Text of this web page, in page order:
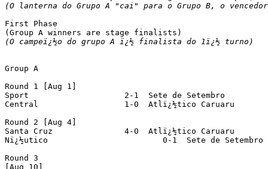
(O lanterna do Grupo A "cai" para o Grupo B, o
First Phase
(O campeï¿½o do grupo A ï¿½ finalista do 1ï¿½ turno)
Group A
Round 1 [Aug 1]
Sport			 2-1  Sete de Setembro
Central			 1-0  Atlï¿½tico Caruaru
Round 2 [Aug 4]
Santa Cruz		 4-0  Atlï¿½tico Caruaru
Nï¿½utico			 0-1  Sete de Setembro		(played at Ilha do Retiro stadium)
Round 3
[Aug 10]